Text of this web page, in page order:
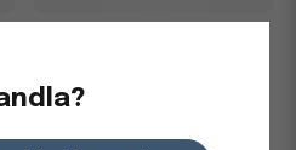
243,75 kr